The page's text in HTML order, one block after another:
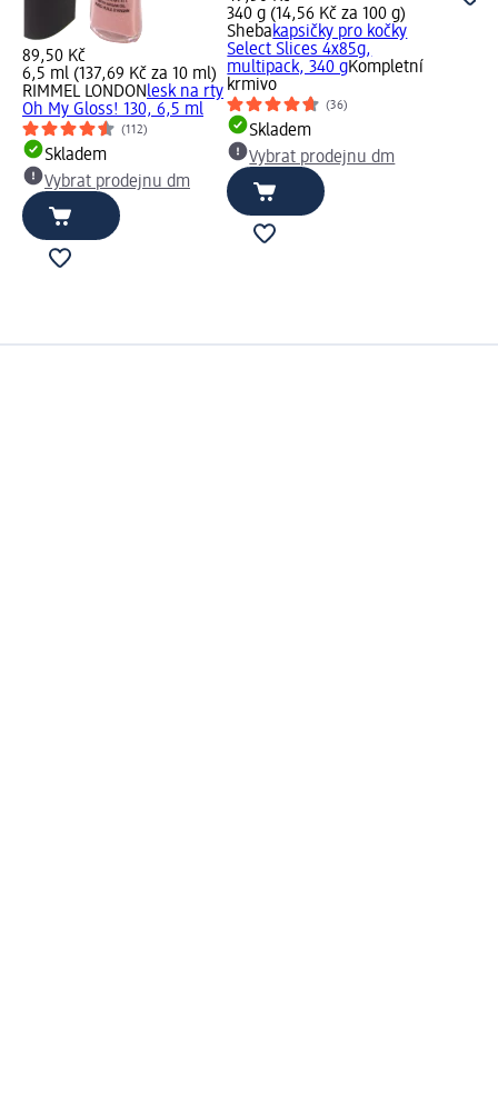
89,50 Kč
6,5 ml (137,69 Kč za 10 ml)
RIMMEL LONDONlesk na rty
Oh My Gloss! 130, 6,5 ml
(112)
Skladem
Vybrat prodejnu dm
340 g (14,56 Kč za 100 g)
Shebakapsičky pro kočky
Select Slices 4x85g,
multipack, 340 gKompletní
krmivo
(36)
Skladem
Vybrat prodejnu dm